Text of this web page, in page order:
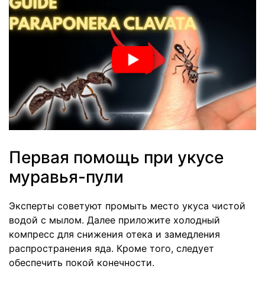
Первая помощь при укусе
муравья-пули
Эксперты советуют промыть место укуса чистой
водой с мылом. Далее приложите холодный
компресс для снижения отека и замедления
распространения яда. Кроме того, следует
обеспечить покой конечности.